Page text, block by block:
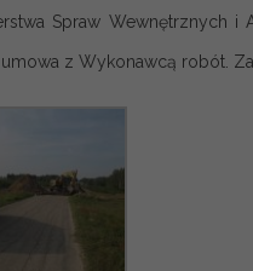
Spraw Wewnętrznych i
z Wykonawcą robót.